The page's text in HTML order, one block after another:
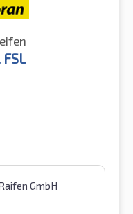
GmbH